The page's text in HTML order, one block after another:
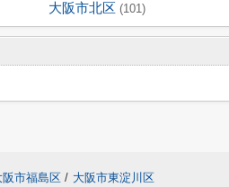
大阪市北区 (101)
阪市福島区 / 大阪市東淀川区